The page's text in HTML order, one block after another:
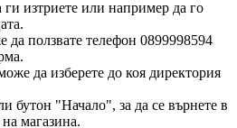
изтриете или например да го
да ползвате телефон 0899998594
да изберете до коя директория
бутон "Начало", за да се върнете в
магазина.